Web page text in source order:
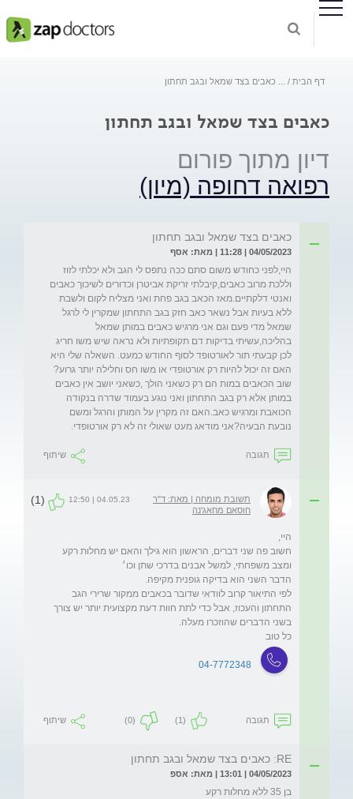
דף הבית כאבים בצד שמאל ובגב תחתון
כאבים בצד שמאל ובגב תחתון
דיון מתוך פורום
רפואה דחופה (מיון)
כאבים בצד שמאל ובגב תחתון
04/05/2023 | 11:28 | מאת: אסף
היי,לפני כחודש משום סתם ככה נתפס לי הגב ולא יכלתי לזוז
וללכת מרוב כאבים,קיבלתי זריקת אביטרן וכדורים לשיכוך כאבים
ואנטי דלקתיים.מאז הכאב בגב פחת ואני מצליח לקום ולשבת
ללא בעיות אבל נשאר כאב חזק בגב התחתון שמקרין לי לרגל
שמאל מדי פעם וגם אני מרגיש כאבים במותן שמאל
בהליכה,עשיתי בדיקות דם תקופתיות ולא נראה שיש משו חריג
לכן קבעתי תור לאורטופד לסוף החודש כמעט. השאלה שלי היא
שוב הכאבים במות הם רק כשאני הולך ,כשאני יושב אין כאבים
במותן אלא רק בגב התחתון ואני נוגע בעמוד שדרה בנקודה
הכואבת ומרגיש כאב.האם זה מקרין על המותן והרגל ומשם
נובעת הבעיה?אני מודאג מעט שאולי זה לא רק אורטופדי.
תגובה שיתוף
תשובת מומחה | מאת: ד"ר
חוסאם מחאג'נה
04.05.23 | 12:50
(1)
חשוב פה שני דברים, הראשון הוא גילך והאם יש מחלות רקע
לפי התיאור קרוב לוודאי שדובר בכאבים ממקור שרירי הגב
התחתון והעכוז, אבל כדי לתת חוות דעת מקצועית יותר יש צורך
כל טוב
04-7772348
תגובה (1)
(0) שיתוף
RE: כאבים בצד שמאל ובגב תחתון
04/05/2023 | 13:01 | מאת: אספ